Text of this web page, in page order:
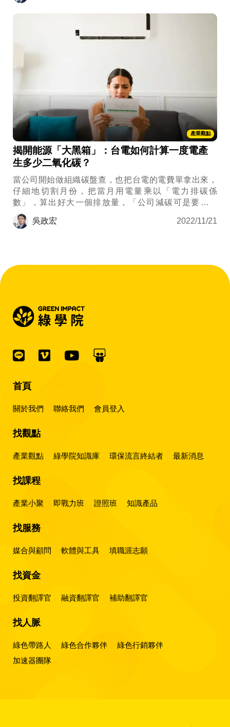
產業觀點
揭開能源「大黑箱」：台電如何計算一度電產
生多少二氧化碳？
當公司開始做組織碳盤查，也把台電的電費單拿出來，
仔細地切割月份，把當月用電量乘以「電力排碳係
數」，算出好大一個排放量，「公司減碳可是要花錢
的，這個電力排碳係數是怎麼算出來的？萬一這是台電
弄出來的假數據，我還得替它買單，這是什麼道理？」
吳政宏 2022/11/21
首頁
關於我們 聯絡我們 會員登入
找觀點
產業觀點 綠學院知識庫 環保流言終結者 最新消息
找課程
產業小聚 即戰力班 證照班 知識產品
找服務
媒合與顧問 軟體與工具 填職涯志願
找資金
投資翻譯官 融資翻譯官 補助翻譯官
找人脈
綠色帶路人 綠色合作夥伴
綠色行銷夥伴
加速器團隊